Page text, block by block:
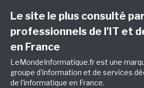
Le site le plus consulté
professionnels de l’IT et
en France
LeMondeInformatique.fr est une
groupe d'information et de services
de l'informatique en France.